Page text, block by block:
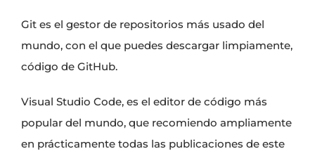
Git es el gestor de repositorios más usado del
mundo, con el que puedes descargar limpiamente,
código de GitHub.
Visual Studio Code, es el editor de código más
popular del mundo, que recomiendo ampliamente
en prácticamente todas las publicaciones de este